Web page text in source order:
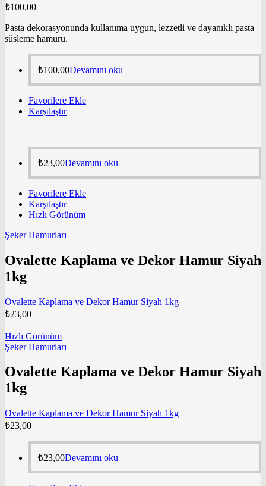
₺100,00
Pasta dekorasyonunda kullanıma uygun, lezzetli ve dayanıklı pasta
süsleme hamuru.
₺100,00Devamını oku
Favorilere Ekle
Karşılaştır
₺23,00Devamını oku
Favorilere Ekle
Karşılaştır
Hızlı Görünüm
Şeker Hamurları
Ovalette Kaplama ve Dekor Hamur Siyah
1kg
Ovalette Kaplama ve Dekor Hamur Siyah 1kg
₺23,00
Hızlı Görünüm
Şeker Hamurları
Ovalette Kaplama ve Dekor Hamur Siyah
1kg
Ovalette Kaplama ve Dekor Hamur Siyah 1kg
₺23,00
₺23,00Devamını oku